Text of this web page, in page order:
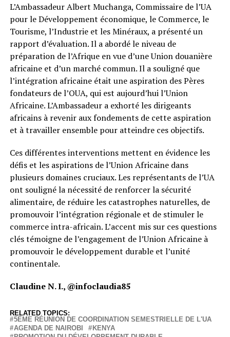
L’Ambassadeur Albert Muchanga, Commissaire de l’UA
pour le Développement économique, le Commerce, le
Tourisme, l’Industrie et les Minéraux, a présenté un
rapport d’évaluation. Il a abordé le niveau de
préparation de l’Afrique en vue d’une Union douanière
africaine et d’un marché commun. Il a souligné que
l’intégration africaine était une aspiration des Pères
fondateurs de l’OUA, qui est aujourd’hui l’Union
Africaine. L’Ambassadeur a exhorté les dirigeants
africains à revenir aux fondements de cette aspiration
et à travailler ensemble pour atteindre ces objectifs.
Ces différentes interventions mettent en évidence les
défis et les aspirations de l’Union Africaine dans
plusieurs domaines cruciaux. Les représentants de l’UA
ont souligné la nécessité de renforcer la sécurité
alimentaire, de réduire les catastrophes naturelles, de
promouvoir l’intégration régionale et de stimuler le
commerce intra-africain. L’accent mis sur ces questions
clés témoigne de l’engagement de l’Union Africaine à
promouvoir le développement durable et l’unité
continentale.
Claudine N. I., @infoclaudia85
RELATED TOPICS:
5ÈME RÉUNION DE COORDINATION SEMESTRIELLE DE L'UA
AGENDA DE NAIROBI
KENYA